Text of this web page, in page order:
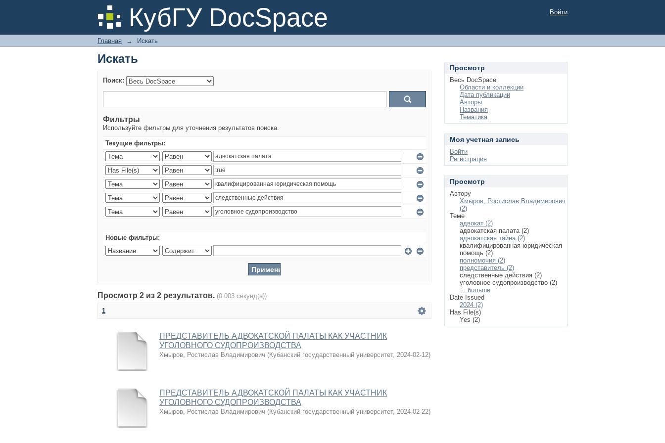
КубГУ DocSpace
Искать Войти
Главная → Искать
Искать
Поиск:
Фильтры
Используйте фильтры для уточнения результатов поиска.
Текущие фильтры:
Новые фильтры:
Просмотр 2 из 2 результатов. (0.003 секунд(а))
1
ПРЕДСТАВИТЕЛЬ АДВОКАТСКОЙ ПАЛАТЫ КАК УЧАСТНИК
УГОЛОВНОГО СУДОПРОИЗВОДСТВА
Хмыров, Ростислав Владимирович (Кубанский государственный университет, 2024-02-12)
ПРЕДСТАВИТЕЛЬ АДВОКАТСКОЙ ПАЛАТЫ КАК УЧАСТНИК
УГОЛОВНОГО СУДОПРОИЗВОДСТВА
Хмыров, Ростислав Владимирович (Кубанский государственный университет, 2024-02-22)
Просмотр
Весь DocSpace
Области и коллекции
Дата публикации
Авторы
Названия
Тематика
Моя учетная запись
Войти
Регистрация
Просмотр
Автору
Хмыров, Ростислав Владимирович
(2)
Теме
адвокат (2)
адвокатская палата (2)
адвокатская тайна (2)
квалифицированная юридическая
помощь (2)
полномочия (2)
представитель (2)
следственные действия (2)
уголовное судопроизводство (2)
... больше
Date Issued
2024 (2)
Has File(s)
Yes (2)